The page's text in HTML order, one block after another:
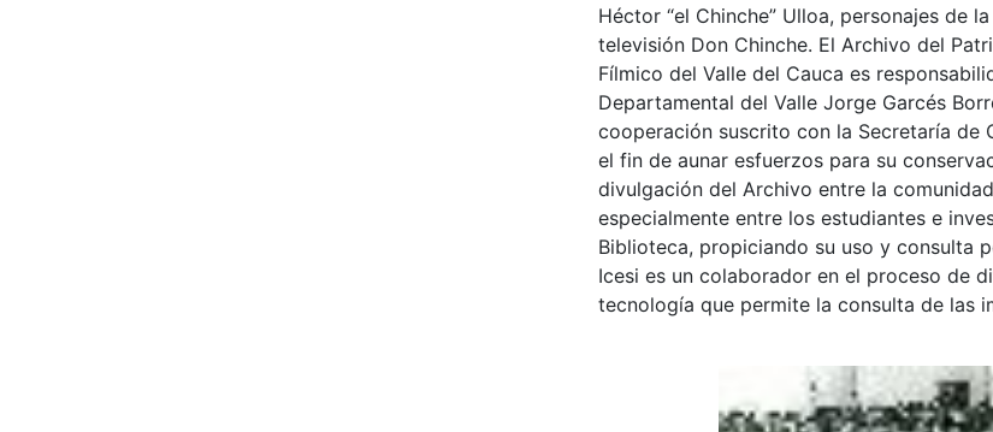
Héctor “el Chinche” Ulloa, personajes de
televisión Don Chinche. El Archivo del
Fílmico del Valle del Cauca es
Departamental del Valle Jorge Garcés
cooperación suscrito con la Secretaría de
el fin de aunar esfuerzos para su
divulgación del Archivo entre la
especialmente entre los estudiantes e
Biblioteca, propiciando su uso y consulta
Icesi es un colaborador en el proceso de
tecnología que permite la consulta de las